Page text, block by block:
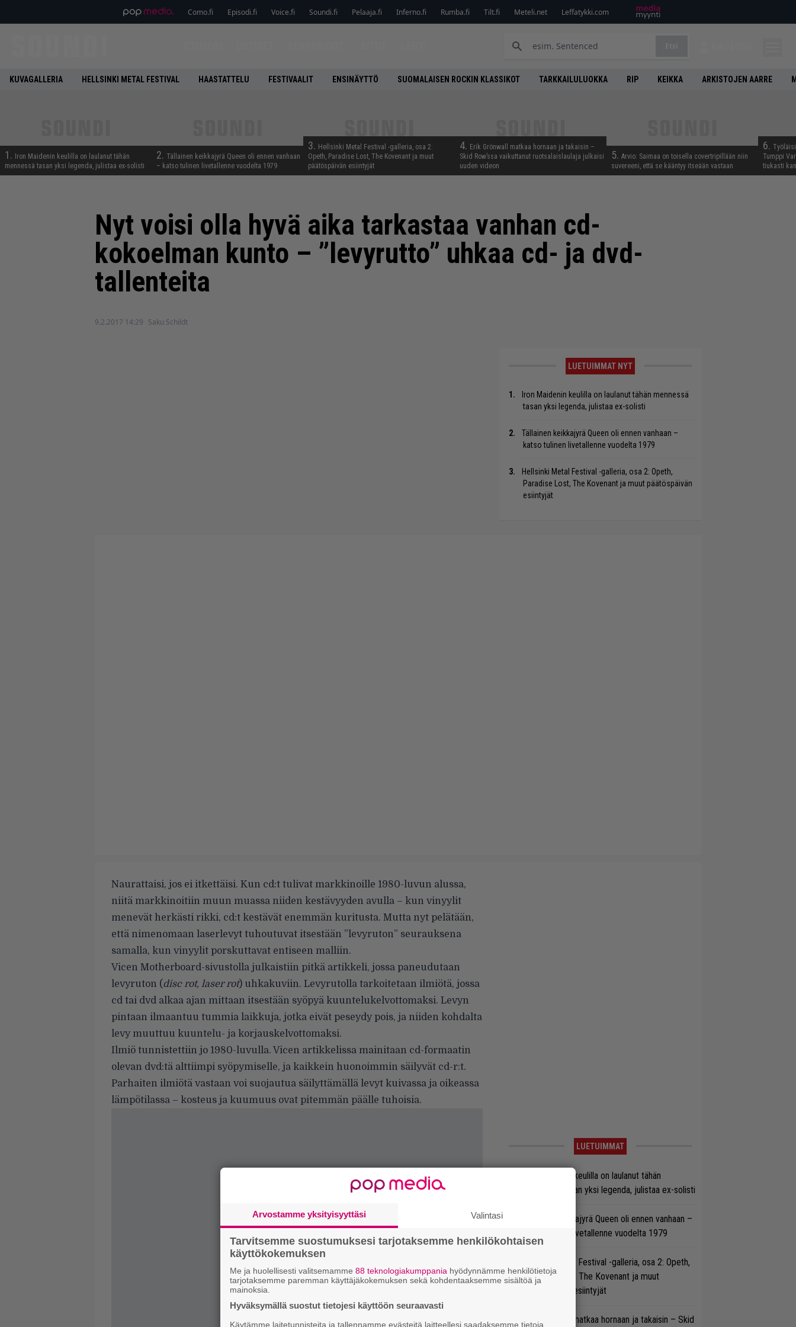
Como.fi Episodi.fi Voice.fi Soundi.fi Pelaaja.fi Inferno.fi Rumba.fi Tilt.fi Meteli.net Leffatykki.com
KUVAGALLERIA HELLSINKI METAL FESTIVAL HAASTATTELU FESTIVAALIT ENSINÄYTTÖ SUOMALAISEN ROCKIN KLASSIKOT TARKKAILULUOKKA RIP KEIKKA ARKISTOJEN AARRE
1.
Iron Maidenin keulilla on laulanut tähän
mennessä tasan yksi legenda, julistaa ex-solisti
2. Tällainen keikkajyrä Queen oli ennen vanhaan
– katso tulinen livetallenne vuodelta 1979
3. Hellsinki Metal Festival -galleria, osa 2:
Opeth, Paradise Lost, The Kovenant ja muut
päätöspäivän esiintyjät
4. Erik Grönwall matkaa hornaan ja takaisin –
Skid Row’ssa vaikuttanut ruotsalaislaulaja julkaisi
uuden videon
5. Arvio: Saimaa on toisella covertripillään niin
suvereeni, että se kääntyy itseään vastaan
6.
Tumppi
tiukasti
Nyt voisi olla hyvä aika tarkastaa vanhan cd-
kokoelman kunto – ”levyrutto” uhkaa cd- ja dvd-
tallenteita
9.2.2017 14:29 Saku Schildt
LUETUIMMAT NYT
Iron Maidenin keulilla on laulanut tähän mennessä
tasan yksi legenda, julistaa ex-solisti
Tällainen keikkajyrä Queen oli ennen vanhaan –
katso tulinen livetallenne vuodelta 1979
Hellsinki Metal Festival -galleria, osa 2: Opeth,
Paradise Lost, The Kovenant ja muut päätöspäivän
esiintyjät
Naurattaisi, jos ei itkettäisi. Kun cd:t tulivat markkinoille 1980-luvun alussa,
niitä markkinoitiin muun muassa niiden kestävyyden avulla – kun vinyylit
menevät herkästi rikki, cd:t kestävät enemmän kuritusta. Mutta nyt pelätään,
että nimenomaan laserlevyt tuhoutuvat itsestään ”levyruton” seurauksena
samalla, kun vinyylit porskuttavat entiseen malliin.
Vicen Motherboard-sivustolla julkaistiin pitkä artikkeli, jossa paneudutaan
levyruton (disc rot, laser rot) uhkakuviin. Levyrutolla tarkoitetaan ilmiötä, jossa
cd tai dvd alkaa ajan mittaan itsestään syöpyä kuuntelukelvottomaksi. Levyn
pintaan ilmaantuu tummia laikkuja, jotka eivät peseydy pois, ja niiden kohdalta
levy muuttuu kuuntelu- ja korjauskelvottomaksi.
Ilmiö tunnistettiin jo 1980-luvulla. Vicen artikkelissa mainitaan cd-formaatin
olevan dvd:tä alttiimpi syöpymiselle, ja kaikkein huonoimmin säilyvät cd-r:t.
Parhaiten ilmiötä vastaan voi suojautua säilyttämällä levyt kuivassa ja oikeassa
lämpötilassa – kosteus ja kuumuus ovat pitemmän päälle tuhoisia.
LUETUIMMAT
Iron Maidenin keulilla on laulanut tähän
mennessä tasan yksi legenda, julistaa ex-solisti
Tällainen keikkajyrä Queen oli ennen vanhaan –
katso tulinen livetallenne vuodelta 1979
Hellsinki Metal Festival -galleria, osa 2: Opeth,
Paradise Lost, The Kovenant ja muut
päätöspäivän esiintyjät
Erik Grönwall matkaa hornaan ja takaisin – Skid
Arvostamme yksityisyyttäsi Valintasi
Tarvitsemme suostumuksesi tarjotaksemme henkilökohtaisen
käyttökokemuksen
Me ja huolellisesti valitsemamme 88 teknologiakumppania hyödynnämme henkilötietoja
tarjotaksemme paremman käyttäjäkokemuksen sekä kohdentaaksemme sisältöä ja
mainoksia.
Hyväksymällä suostut tietojesi käyttöön seuraavasti
Käytämme laitetunnisteita ja tallennamme evästeitä laitteellesi saadaksemme tietoja